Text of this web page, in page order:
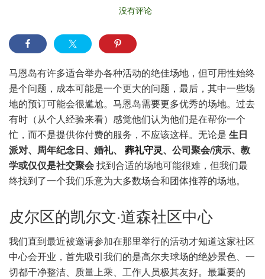
没有评论
马恩岛有许多适合举办各种活动的绝佳场地，但可用性始终
是个问题，成本可能是一个更大的问题，最后，其中一些场
地的预订可能会很尴尬。马恩岛需要更多优秀的场地。过去
有时（从个人经验来看）感觉他们认为他们是在帮你一个
忙，而不是提供你付费的服务，不应该这样。无论是 生日
派对、周年纪念日、婚礼、 葬礼守灵、公司聚会/演示、教
学或仅仅是社交聚会找到合适的场地可能很难，但我们最
终找到了一个我们乐意为大多数场合和团体推荐的场地。
皮尔区的凯尔文·道森社区中心
我们直到最近被邀请参加在那里举行的活动才知道这家社区
中心会开业，首先吸引我们的是高尔夫球场的绝妙景色、一
切都干净整洁、质量上乘、工作人员极其友好。最重要的